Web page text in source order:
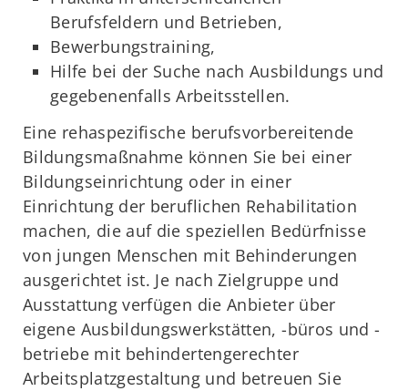
Berufsfeldern und Betrieben,
Bewerbungstraining,
Hilfe bei der Suche nach Ausbildungs und
gegebenenfalls Arbeitsstellen.
Eine rehaspezifische berufsvorbereitende
Bildungsmaßnahme können Sie bei einer
Bildungseinrichtung oder in einer
Einrichtung der beruflichen Rehabilitation
machen, die auf die speziellen Bedürfnisse
von jungen Menschen mit Behinderungen
ausgerichtet ist. Je nach Zielgruppe und
Ausstattung verfügen die Anbieter über
eigene Ausbildungswerkstätten, -büros und -
betriebe mit behindertengerechter
Arbeitsplatzgestaltung und betreuen Sie